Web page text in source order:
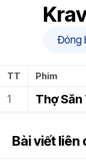
Đóng
TT Phim
Thợ Săn
Bài viết liên